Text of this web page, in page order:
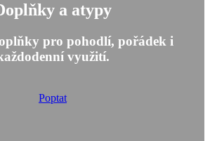
a atypy
pro pohodlí, pořádek i
využití.
Poptat